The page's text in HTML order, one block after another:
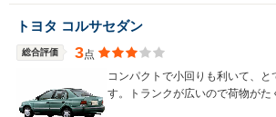
トヨタ コルサセダン
総合評価 3点
コンパクトで小回りも利いて、
す。トランクが広いので荷物がた